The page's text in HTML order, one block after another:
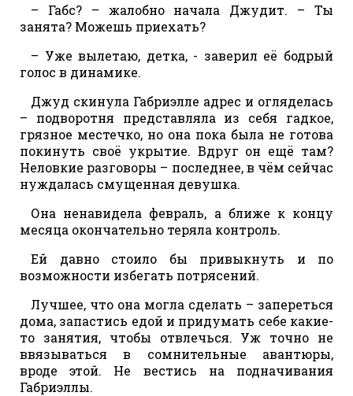
– Габс? – жалобно начала Джудит. – Ты
занята? Можешь приехать?
– Уже вылетаю, детка, - заверил её бодрый
голос в динамике.
Джуд скинула Габриэлле адрес и огляделась
– подворотня представляла из себя гадкое,
грязное местечко, но она пока была не готова
покинуть своё укрытие. Вдруг он ещё там?
Неловкие разговоры – последнее, в чём сейчас
нуждалась смущенная девушка.
Она ненавидела февраль, а ближе к концу
месяца окончательно теряла контроль.
Ей давно стоило бы привыкнуть и по
возможности избегать потрясений.
Лучшее, что она могла сделать – запереться
дома, запастись едой и придумать себе какие-
то занятия, чтобы отвлечься. Уж точно не
ввязываться в сомнительные авантюры,
вроде этой. Не вестись на подначивания
Габриэллы.